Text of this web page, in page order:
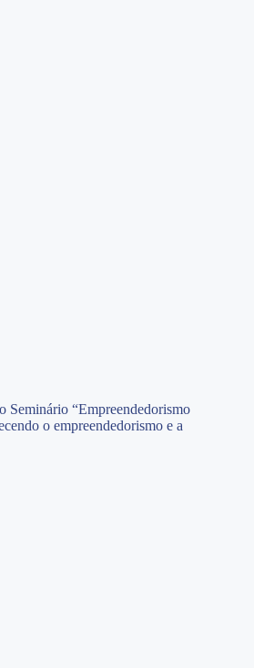
Seminário “Empreendedorismo
o empreendedorismo e a